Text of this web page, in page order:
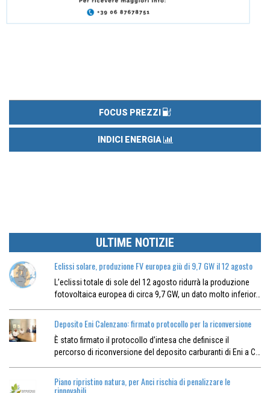
FOCUS PREZZI
INDICI ENERGIA
ULTIME NOTIZIE
Eclissi solare, produzione FV europea giù di 9,7 GW il 12 agosto
L’eclissi totale di sole del 12 agosto ridurrà la produzione
fotovoltaica europea di circa 9,7 GW, un dato molto inferior…
Deposito Eni Calenzano: firmato protocollo per la riconversione
È stato firmato il protocollo d’intesa che definisce il
percorso di riconversione del deposito carburanti di Eni a C…
Piano ripristino natura, per Anci rischia di penalizzare le